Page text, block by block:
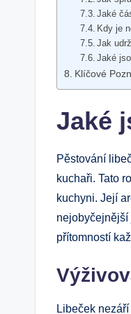
Jaké
Kdy je
Jak
Jaké
Klíčové
Jaké
Pěstování
kuchaři. Tato
kuchyni. Její
nejobyčejnější
přítomností
Libeček